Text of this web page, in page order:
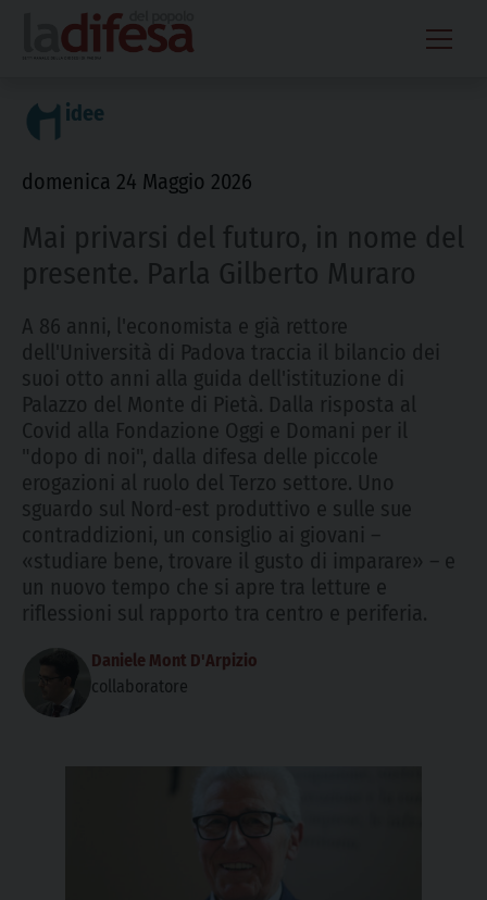
content
idee
domenica 24 Maggio 2026
Mai privarsi del futuro, in nome del
presente. Parla Gilberto Muraro
A 86 anni, l'economista e già rettore
dell'Università di Padova traccia il bilancio dei
suoi otto anni alla guida dell'istituzione di
Palazzo del Monte di Pietà. Dalla risposta al
Covid alla Fondazione Oggi e Domani per il
"dopo di noi", dalla difesa delle piccole
erogazioni al ruolo del Terzo settore. Uno
sguardo sul Nord-est produttivo e sulle sue
contraddizioni, un consiglio ai giovani –
«studiare bene, trovare il gusto di imparare» – e
un nuovo tempo che si apre tra letture e
riflessioni sul rapporto tra centro e periferia.
Daniele Mont D'Arpizio
collaboratore